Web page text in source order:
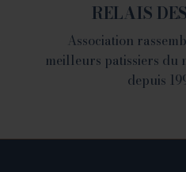
RELAIS
Association
meilleurs patissiers du
depuis